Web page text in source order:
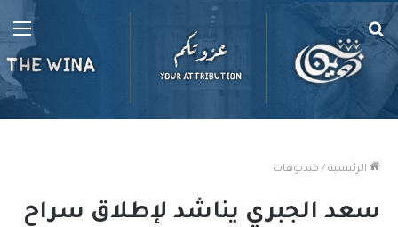
بحث
عن
الرئيسية / فيديوهات
سعد الجبري يناشد لإطلاق سراح